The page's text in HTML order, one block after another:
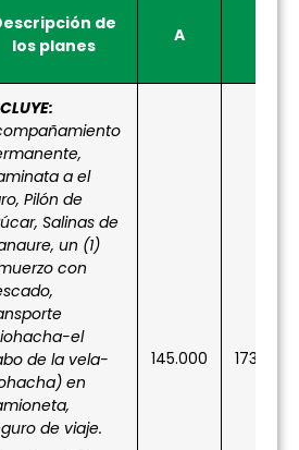
de
los planes
A
a el
Pilón de
Salinas de
un (1)
con
el
de la vela-
en
de viaje.
145.000 173.000